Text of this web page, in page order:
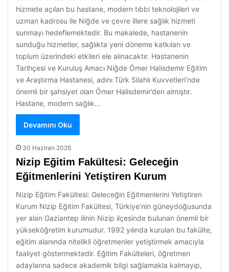
hizmete açılan bu hastane, modern tıbbi teknolojileri ve
uzman kadrosu ile Niğde ve çevre illere sağlık hizmeti
sunmayı hedeflemektedir. Bu makalede, hastanenin
sunduğu hizmetler, sağlıkta yeni döneme katkıları ve
toplum üzerindeki etkileri ele alınacaktır. Hastanenin
Tarihçesi ve Kuruluş Amacı Niğde Ömer Halisdemir Eğitim
ve Araştırma Hastanesi, adını Türk Silahlı Kuvvetleri’nde
önemli bir şahsiyet olan Ömer Halisdemir’den almıştır.
Hastane, modern sağlık…
Devamını Oku
30 Haziran 2026
Nizip Eğitim Fakültesi: Geleceğin
Eğitmenlerini Yetiştiren Kurum
Nizip Eğitim Fakültesi: Geleceğin Eğitmenlerini Yetiştiren
Kurum Nizip Eğitim Fakültesi, Türkiye’nin güneydoğusunda
yer alan Gaziantep ilinin Nizip ilçesinde bulunan önemli bir
yükseköğretim kurumudur. 1992 yılında kurulan bu fakülte,
eğitim alanında nitelikli öğretmenler yetiştirmek amacıyla
faaliyet göstermektedir. Eğitim Fakülteleri, öğretmen
adaylarına sadece akademik bilgi sağlamakla kalmayıp,